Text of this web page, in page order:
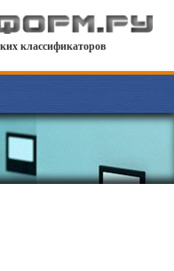
классификаторов